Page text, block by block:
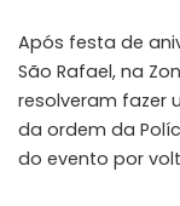
Após festa de
São Rafael, na
resolveram fazer
da ordem da
do evento por